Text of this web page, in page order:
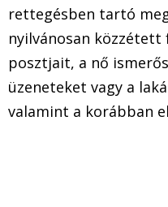
rettegésben tartó
nyilvánosan
posztjait, a nő
üzeneteket vagy a
valamint a korábban